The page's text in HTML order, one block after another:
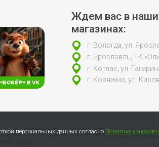
персональных данных согласно Политике
Ждем вас в
магазинах:
г. Вологда, ул.
г. Ярославль, ТК
г. Котлас, ул.
г. Коряжма, ул.
персональных данных согласноПолитике
«Бобёр»